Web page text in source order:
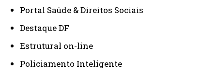
Portal Saúde & Direitos Sociais
Destaque DF
Estrutural on-line
Policiamento Inteligente